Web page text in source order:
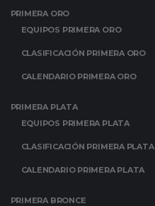
PRIMERA ORO
EQUIPOS PRIMERA ORO
CLASIFICACIÓN PRIMERA ORO
CALENDARIO PRIMERA ORO
PRIMERA PLATA
EQUIPOS PRIMERA PLATA
CLASIFICACIÓN PRIMERA PLATA
CALENDARIO PRIMERA PLATA
PRIMERA BRONCE